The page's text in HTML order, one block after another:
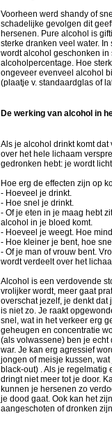
Voorheen werd shandy of
schadelijke gevolgen dit
hersenen. Pure alcohol is
sterke dranken veel water.
wordt alcohol geschonken in
alcoholpercentage. Hoe
ongeveer evenveel alcohol
(plaatje v. standaardglas of
De werking van alcohol in
Als je alcohol drinkt komt
over het hele lichaam
gedronken hebt: je wordt
Hoe erg de effecten zijn op
- Hoeveel je drinkt.
- Hoe snel je drinkt.
- Of je eten in je maag hebt
alcohol in je bloed komt.
- Hoeveel je weegt. Hoe
- Hoe kleiner je bent, hoe
- Of je man of vrouw bent.
wordt verdeelt over het
Alcohol is een verdovende
vrolijker wordt, meer gaat
overschat jezelf, je denkt
is niet zo. Je raakt
snel, wat in het verkeer erg
geheugen en concentratie
(als volwassene) ben je echt
war. Je kan erg agressief
jongen of meisje kussen,
black-out) . Als je regelmatig
dringt niet meer tot je door.
kunnen je hersenen zo
je dood gaat. Ook kan het
aangeschoten of dronken